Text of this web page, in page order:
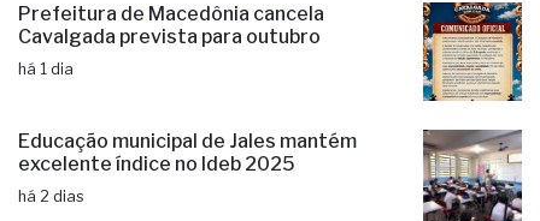
Prefeitura de Macedônia cancela
Cavalgada prevista para outubro
há 1 dia
Educação municipal de Jales mantém
excelente índice no Ideb 2025
há 2 dias